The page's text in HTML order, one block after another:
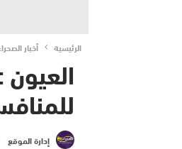
الرئيسية أخبار
إدارة الموقع